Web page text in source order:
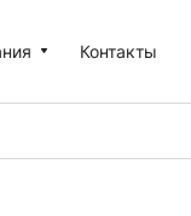
Контакты